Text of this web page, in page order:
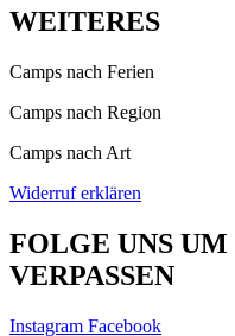
WEITERES
Camps nach Ferien
Camps nach Region
Camps nach Art
Widerruf erklären
FOLGE UNS
VERPASSEN
Instagram Facebook